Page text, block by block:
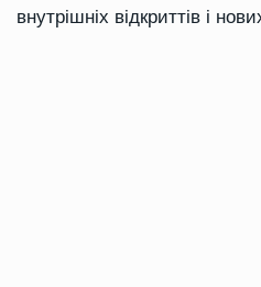
внутрішніх відкриттів і